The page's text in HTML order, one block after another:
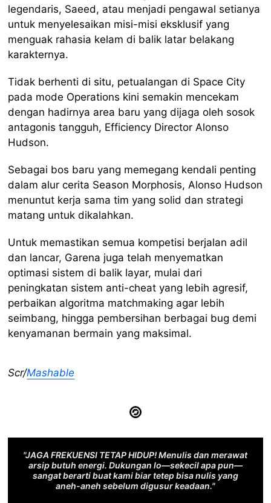
legendaris, Saeed, atau menjadi pengawal setianya
untuk menyelesaikan misi-misi eksklusif yang
menguak rahasia kelam di balik latar belakang
karakternya.
Tidak berhenti di situ, petualangan di Space City
pada mode Operations kini semakin mencekam
dengan hadirnya area baru yang dijaga oleh sosok
antagonis tangguh, Efficiency Director Alonso
Hudson.
Sebagai bos baru yang memegang kendali penting
dalam alur cerita Season Morphosis, Alonso Hudson
menuntut kerja sama tim yang solid dan strategi
matang untuk dikalahkan.
Untuk memastikan semua kompetisi berjalan adil
dan lancar, Garena juga telah menyematkan
optimasi sistem di balik layar, mulai dari
peningkatan sistem anti-cheat yang lebih agresif,
perbaikan algoritma matchmaking agar lebih
seimbang, hingga pembersihan berbagai bug demi
kenyamanan bermain yang maksimal.
Scr/Mashable
"JAGA FREKUENSI TETAP HIDUP! Menulis dan merawat
arsip butuh energi. Dukungan lo—sekecil apa pun—
sangat berarti buat kami biar tetep bisa nulis yang
aneh-aneh sebelum digusur keadaan."